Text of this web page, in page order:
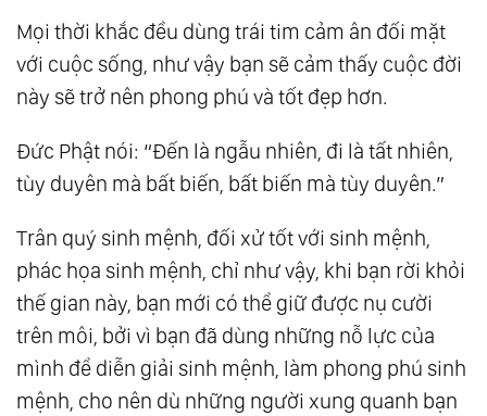
Đáp Nhất Định Phải Làm Tròn
101.2 Câu Chuyện Về Lòng Tốt Chứng Minh
Rằng, Làm Việc Thiện Thì Không Cần Người
121.Khi Bạn Quên Mất Mình Thật Sự Mạnh Mẽ
Thế Nào, Hãy Ghi Nhớ Những Điều Này
141.
Học Người Xưa Cách Nói Chuyện Để Thu
Phục Lòng Người
161.Làm Người, Ngốc Một Chút Mới Là Hạnh
Phúc, Thông Minh Quá Chỉ Mệt Mỏi Thân
Mình
181. Đường Rộng Không Bằng Tâm Rộng,
Mọi thời khắc đều dùng trái tim cảm ân đối mặt
với cuộc sống, như vậy bạn sẽ cảm thấy cuộc đời
này sẽ trở nên phong phú và tốt đẹp hơn.
Đức Phật nói: “Đến là ngẫu nhiên, đi là tất nhiên,
tùy duyên mà bất biến, bất biến mà tùy duyên.”
Trân quý sinh mệnh, đối xử tốt với sinh mệnh,
phác họa sinh mệnh, chỉ như vậy, khi bạn rời khỏi
thế gian này, bạn mới có thể giữ được nụ cười
trên môi, bởi vì bạn đã dùng những nỗ lực của
mình để diễn giải sinh mệnh, làm phong phú sinh
mệnh, cho nên dù những người xung quanh bạn